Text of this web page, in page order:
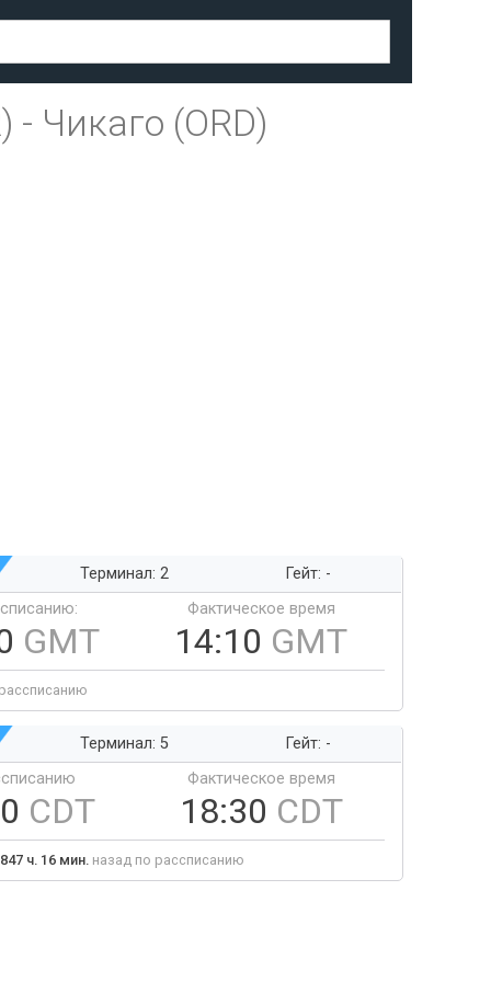
- Чикаго (ORD)
Терминал: 2
Гейт: -
GMT
Фактическое время
14:10 GMT
Терминал: 5
Гейт: -
CDT
Фактическое время
18:30 CDT
ч. 16 мин. назад по рассписанию